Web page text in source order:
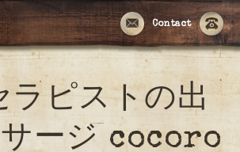
Contact
ラピストの出
ージ cocoro